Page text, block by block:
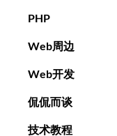
PHP
Web周边
Web开发
侃侃而谈
技术教程